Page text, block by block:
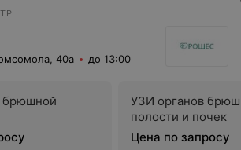
40а до 13:00
брюшной
УЗИ органов
полости и почек
Цена по запросу